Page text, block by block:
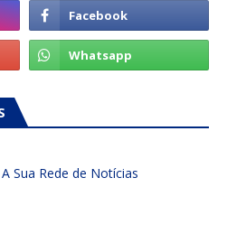
Sua Rede de Notícias